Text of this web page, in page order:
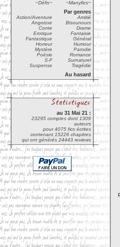
~Défis~
~Manyfics~
Par genres
Action/Aventure
Amitié
Angoisse
Bisounours
Conte
Drame
Erotique
Fantaisie
Fantastique
Général
Horreur
Humour
Mystère
Parodie
Poésie
Romance
S-F
Surnaturel
Suspense
Tragédie
Au hasard
au 31 Mai 21 :
23295 comptes dont 1309
auteurs
pour 4075 fics écrites
contenant 15226 chapitres
qui ont générés 24443 reviews